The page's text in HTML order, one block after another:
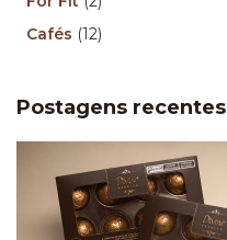
Cafés (12)
Postagens recentes